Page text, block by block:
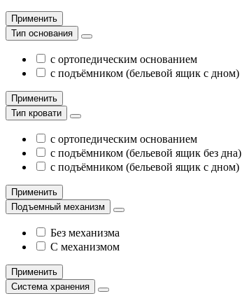
Применить
Тип основания
с ортопедическим основанием
с подъёмником (бельевой ящик с дном)
Применить
Тип кровати
с ортопедическим основанием
с подъёмником (бельевой ящик без дна)
с подъёмником (бельевой ящик с дном)
Применить
Подъемный механизм
Без механизма
С механизмом
Применить
Система хранения